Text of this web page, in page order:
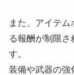
また、アイテ
る報酬が制限
す。
装備や武器の強